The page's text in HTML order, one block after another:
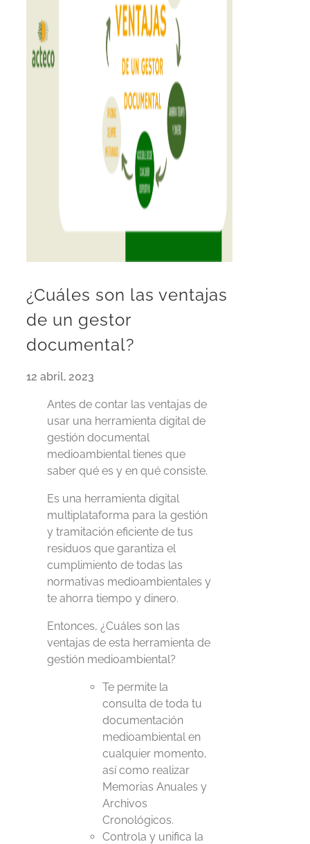
¿Cuáles son las ventajas
de un gestor
documental?
12 abril, 2023
Antes de contar las ventajas de
usar una herramienta digital de
gestión documental
medioambiental tienes que
saber qué es y en qué consiste.
Es una herramienta digital
multiplataforma para la gestión
y tramitación eficiente de tus
residuos que garantiza el
cumplimiento de todas las
normativas medioambientales y
te ahorra tiempo y dinero.
Entonces, ¿Cuáles son las
ventajas de esta herramienta de
gestión medioambiental?
Te permite la
consulta de toda tu
documentación
medioambiental en
cualquier momento,
así como realizar
Memorias Anuales y
Archivos
Cronológicos.
Controla y unifica la